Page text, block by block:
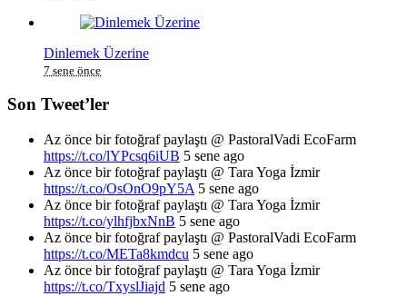
Dinlemek Üzerine
7 sene önce
Son Tweet’ler
Az önce bir fotoğraf paylaştı @ PastoralVadi EcoFarm
https://t.co/lYPcsq6iUB 5 sene ago
Az önce bir fotoğraf paylaştı @ Tara Yoga İzmir
https://t.co/OsOnO9pY5A 5 sene ago
Az önce bir fotoğraf paylaştı @ Tara Yoga İzmir
https://t.co/ylhfjbxNnB 5 sene ago
Az önce bir fotoğraf paylaştı @ PastoralVadi EcoFarm
https://t.co/METa8kmdcu 5 sene ago
Az önce bir fotoğraf paylaştı @ Tara Yoga İzmir
https://t.co/TxyslJiajd 5 sene ago